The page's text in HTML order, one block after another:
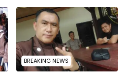
Secara Rutin dan
Menyeluruh
BREAKING NEWS